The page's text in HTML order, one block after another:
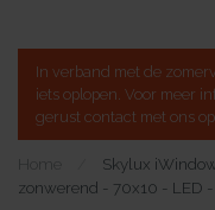
In verband met de
iets oplopen. Voor meer
gerust contact met ons
Home
Skylux
zonwerend - 70x10 - LED